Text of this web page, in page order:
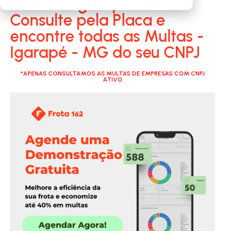
Consulte pela Placa e
encontre todas as Multas -
Igarapé - MG do seu CNPJ
*APENAS CONSULTAMOS AS MULTAS DE EMPRESAS COM CNPJ
ATIVO